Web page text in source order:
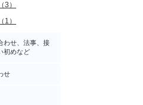
3）
1）
わせ、法事、接
初めなど
せ